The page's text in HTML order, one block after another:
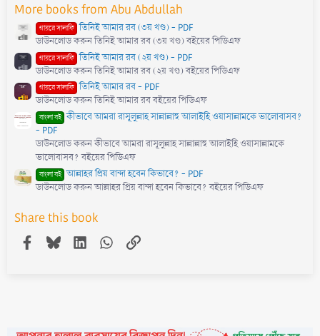
(
s
)
More books from Abu Abdullah
গায়রে সালাফি তিনিই আমার রব (৩য় খণ্ড) - PDF
ডাউনলোড করুন তিনিই আমার রব (৩য় খণ্ড) বইয়ের পিডিএফ
গায়রে সালাফি তিনিই আমার রব (২য় খণ্ড) - PDF
ডাউনলোড করুন তিনিই আমার রব (২য় খণ্ড) বইয়ের পিডিএফ
গায়রে সালাফি তিনিই আমার রব - PDF
ডাউনলোড করুন তিনিই আমার রব বইয়ের পিডিএফ
বাংলা বই কীভাবে আমরা রাসূলুল্লাহ সাল্লাল্লাহু আলাইহি ওয়াসাল্লামকে ভালোবাসব?
- PDF
ডাউনলোড করুন কীভাবে আমরা রাসূলুল্লাহ সাল্লাল্লাহু আলাইহি ওয়াসাল্লামকে
ভালোবাসব? বইয়ের পিডিএফ
বাংলা বই আল্লাহর প্রিয় বান্দা হবেন কিভাবে? - PDF
ডাউনলোড করুন আল্লাহর প্রিয় বান্দা হবেন কিভাবে? বইয়ের পিডিএফ
Share this book
Facebook
BlueskyLinkedInWhatsApp
Link